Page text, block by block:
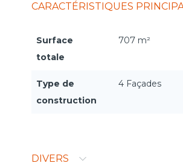
CARACTÉRISTIQUES
Surface
totale
707 m²
Type de
construction
4 Façades
DIVERS